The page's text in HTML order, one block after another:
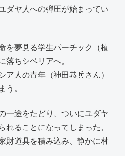
ダヤ人への弾圧が始まってい
を夢見る学生パーチック（植
落ちシベリアへ。
ア人の青年（神田恭兵さん）
う。
一途をたどり、ついにユダヤ
れることになってしまった。
財道具を積み込み、静かに村